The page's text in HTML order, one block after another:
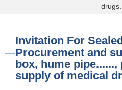
Invitation For
Procurement and
box, hume
supply of medical